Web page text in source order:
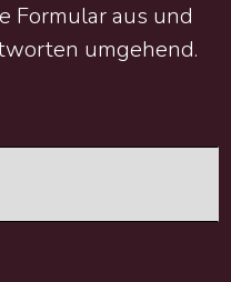
Formular aus und
umgehend.